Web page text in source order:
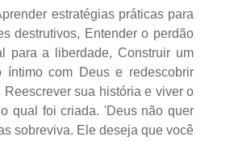
estratégias práticas para
destrutivos, Entender o perdão
para a liberdade, Construir um
íntimo com Deus e redescobrir
Reescrever sua história e viver o
qual foi criada. 'Deus não quer
sobreviva. Ele deseja que você